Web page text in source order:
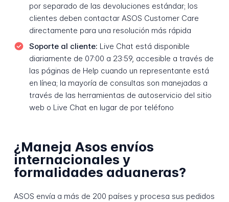
por separado de las devoluciones estándar; los
clientes deben contactar ASOS Customer Care
directamente para una resolución más rápida
Soporte al cliente: Live Chat está disponible
diariamente de 07:00 a 23:59, accesible a través de
las páginas de Help cuando un representante está
en línea; la mayoría de consultas son manejadas a
través de las herramientas de autoservicio del sitio
web o Live Chat en lugar de por teléfono
¿Maneja Asos envíos
internacionales y
formalidades aduaneras?
ASOS envía a más de 200 países y procesa sus pedidos